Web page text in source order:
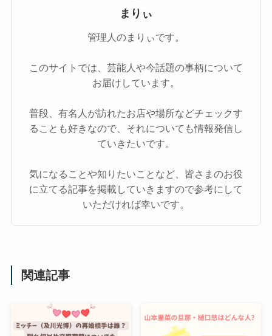
まりぃ
管理人のまりぃです。
このサイトでは、芸能人や今話題の事柄について
お届けしています。
普段、有名人が訪れたお店や場所などチェックす
ることも好きなので、それについても情報発信し
ていきたいです。
気になることや知りたいことなど、皆さまのお役
に立てる記事を掲載していきますので参考にして
いただければ幸いです。
関連記事